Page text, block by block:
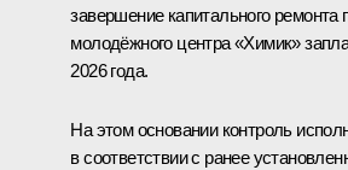
завершение капитального ремонта
молодёжного центра «Химик»
2026 года.
На этом основании контроль
в соответствии с ранее